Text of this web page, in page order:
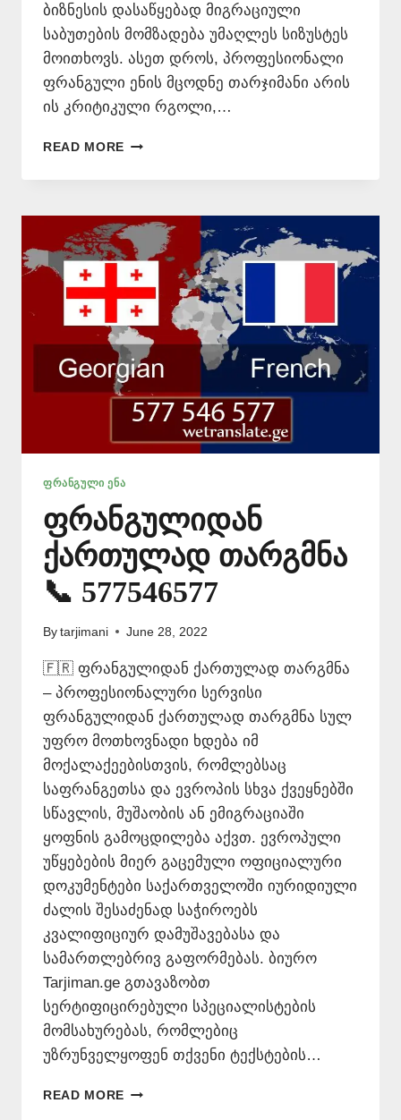
ბიზნესის დასაწყებად მიგრაციული
საბუთების მომზადება უმაღლეს სიზუსტეს
მოითხოვს. ასეთ დროს, პროფესიონალი
ფრანგული ენის მცოდნე თარჯიმანი არის
ის კრიტიკული რგოლი,…
READ MORE ᲤᲠᲐᲜᲒᲣᲚᲘ
ᲛᲪᲝᲓᲜᲔ
577
546
577
ᲤᲠᲐᲜᲒᲣᲚᲘ ᲔᲜᲐ
ფრანგულიდან
ქართულად თარგმნა
📞 577546577
By tarjimani June 28, 2022
🇫🇷 ფრანგულიდან ქართულად თარგმნა
– პროფესიონალური სერვისი
ფრანგულიდან ქართულად თარგმნა სულ
უფრო მოთხოვნადი ხდება იმ
მოქალაქეებისთვის, რომლებსაც
საფრანგეთსა და ევროპის სხვა ქვეყნებში
სწავლის, მუშაობის ან ემიგრაციაში
ყოფნის გამოცდილება აქვთ. ევროპული
უწყებების მიერ გაცემული ოფიციალური
დოკუმენტები საქართველოში იურიდიული
ძალის შესაძენად საჭიროებს
კვალიფიციურ დამუშავებასა და
სამართლებრივ გაფორმებას. ბიურო
Tarjiman.ge გთავაზობთ
სერტიფიცირებული სპეციალისტების
მომსახურებას, რომლებიც
უზრუნველყოფენ თქვენი ტექსტების…
READ MORE ᲤᲠᲐᲜᲒᲣᲚᲘᲓᲐᲜ